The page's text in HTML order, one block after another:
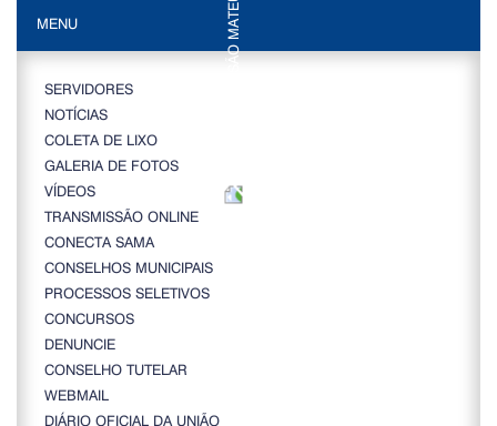
MENU
SERVIDORES
NOTÍCIAS
COLETA DE LIXO
GALERIA DE FOTOS
VÍDEOS
TRANSMISSÃO ONLINE
CONECTA SAMA
CONSELHOS MUNICIPAIS
PROCESSOS SELETIVOS
CONCURSOS
DENUNCIE
CONSELHO TUTELAR
WEBMAIL
DIÁRIO OFICIAL DA UNIÃO